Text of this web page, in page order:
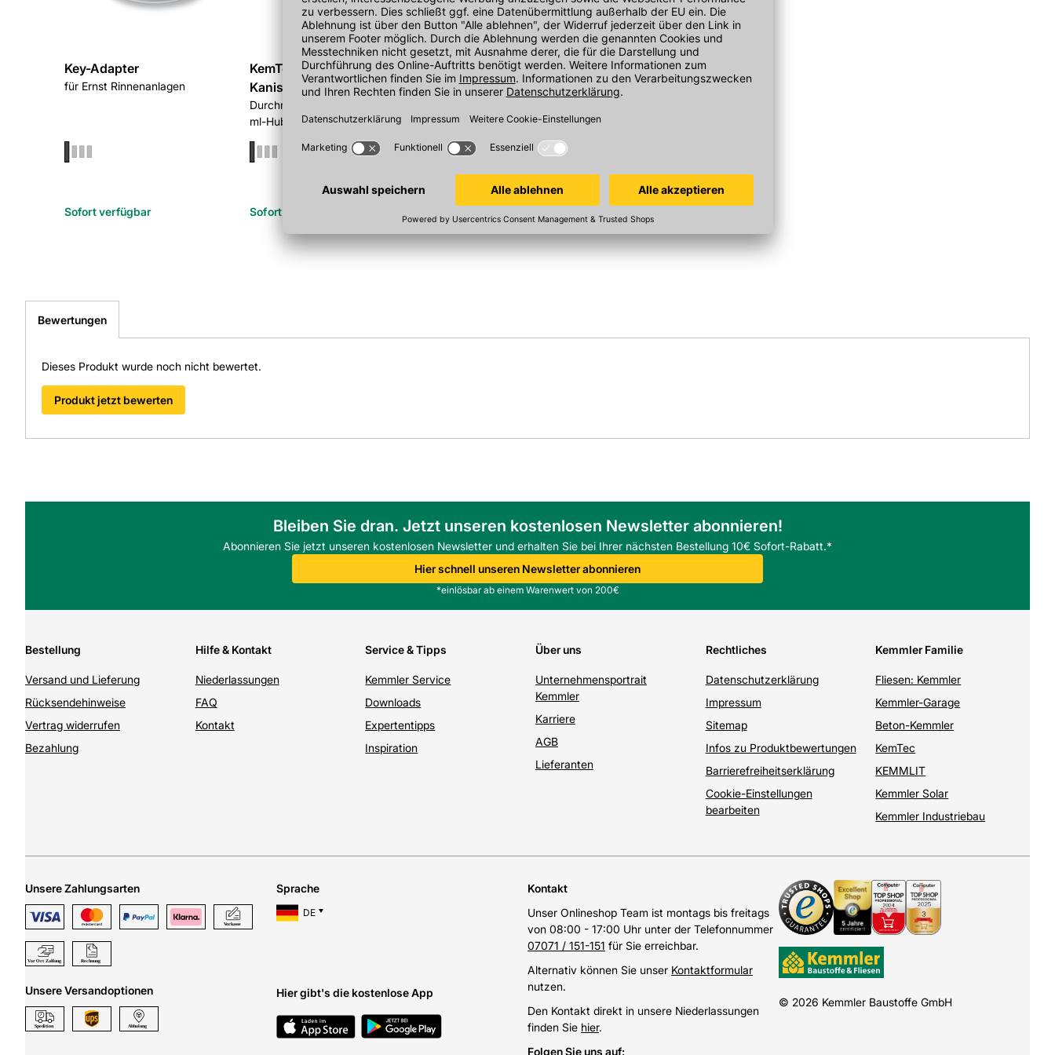
Key-Adapter
für Ernst Rinnenanlagen
Sofort verfügbar
KemTec Dosierpumpe für 10 l-
Kanister
Durchmesser 45 mm - mit einem 30
ml-Hub
Sofort verfügbar
KemTec FreshSpray FS14
750 ml/Gebinde, mikrobiologischer
( 1)
KemTec Mikrosan
Abflussreiniger MI1
Bewertungen
Dieses Produkt wurde noch nicht bewertet.
Produkt jetzt bewerten
Bleiben Sie dran. Jetzt unseren kostenlosen Newsletter abonnieren!
Abonnieren Sie jetzt unseren kostenlosen Newsletter und erhalten Sie bei Ihrer nächsten Bestellung 10€ Sofort-Rabatt.*
Hier schnell unseren Newsletter abonnieren
*einlösbar ab einem Warenwert von 200€
Bestellung
Versand und Lieferung
Rücksendehinweise
Vertrag widerrufen
Bezahlung
Hilfe & Kontakt
Niederlassungen
FAQ
Kontakt
Service & Tipps
Kemmler Service
Downloads
Expertentipps
Inspiration
Über uns
Unternehmensportrait
Kemmler
Karriere
AGB
Lieferanten
Rechtliches
Datenschutzerklärung
Impressum
Sitemap
Infos zu Produktbewertungen
Barrierefreiheitserklärung
Cookie-Einstellungen
bearbeiten
Kemmler Familie
Fliesen: Kemmler
Kemmler-Garage
Beton-Kemmler
KemTec
KEMMLIT
Kemmler Solar
Kemmler Industriebau
Unsere Zahlungsarten
Unsere Versandoptionen
Sprache
DE
Hier gibt's die kostenlose App
Kontakt
Unser Onlineshop Team ist montags bis freitags
von 08:00 - 17:00 Uhr unter der Telefonnummer
07071 / 151-151 für Sie erreichbar.
Alternativ können Sie unser Kontaktformular
nutzen.
Den Kontakt direkt in unsere Niederlassungen
finden Sie hier.
Folgen Sie uns auf:
© 2026 Kemmler Baustoffe GmbH